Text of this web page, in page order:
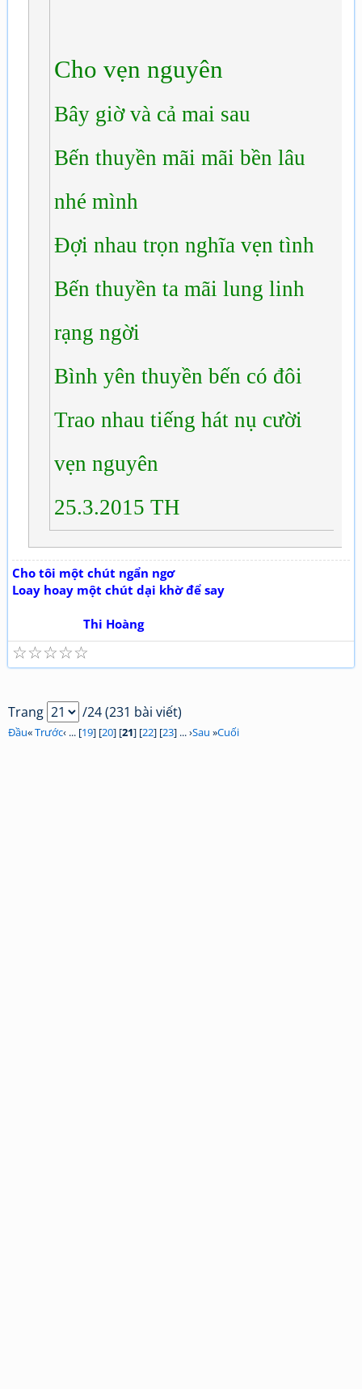
Cho vẹn nguyên
Bây giờ và cả mai sau
Bến thuyền mãi mãi bền lâu
nhé mình
Đợi nhau trọn nghĩa vẹn tình
Bến thuyền ta mãi lung linh
rạng ngời
Bình yên thuyền bến có đôi
Trao nhau tiếng hát nụ cười
vẹn nguyên
25.3.2015 TH
Cho tôi một chút ngẩn ngơ
Loay hoay một chút dại khờ để say
Thi Hoàng
☆
☆
☆
☆
☆
Trang /24 (231 bài viết)
Đầu«Trước‹ ... [19] [20] [21] [22] [23] ... ›Sau »Cuối